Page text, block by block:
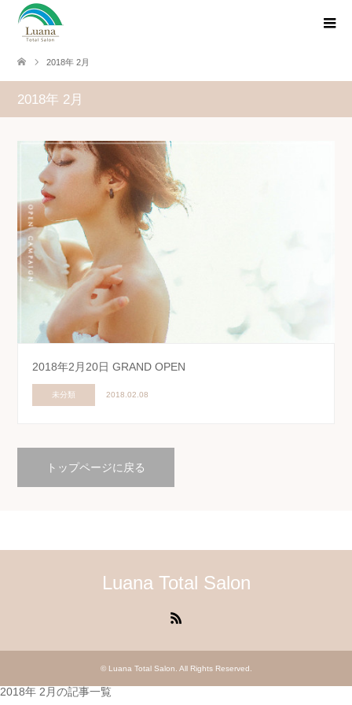
2018年 2月
2018年 2月
2018年2月20日 GRAND OPEN
未分類 2018.02.08
トップページに戻る
Luana Total Salon
© Luana Total Salon . All Rights Reserved.
2018年 2月の記事一覧